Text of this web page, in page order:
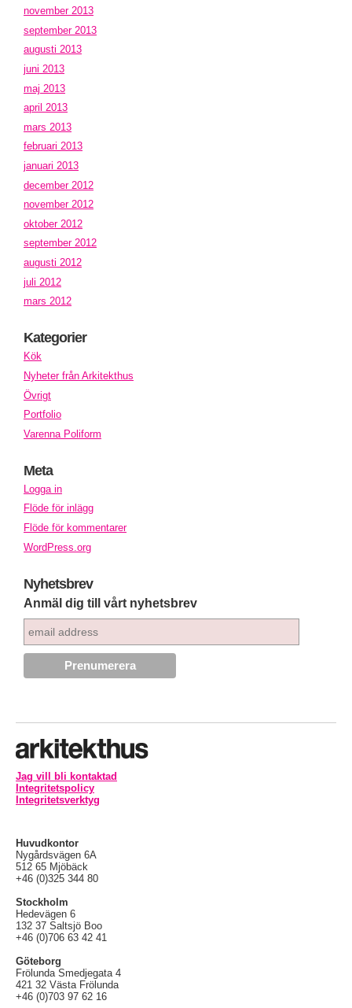
november 2013
september 2013
augusti 2013
juni 2013
maj 2013
april 2013
mars 2013
februari 2013
januari 2013
december 2012
november 2012
oktober 2012
september 2012
augusti 2012
juli 2012
mars 2012
Kategorier
Kök
Nyheter från Arkitekthus
Övrigt
Portfolio
Varenna Poliform
Meta
Logga in
Flöde för inlägg
Flöde för kommentarer
WordPress.org
Nyhetsbrev
Anmäl dig till vårt nyhetsbrev
Jag vill bli kontaktad
Integritetspolicy
Integritetsverktyg
Huvudkontor
Nygårdsvägen 6A
512 65 Mjöbäck
+46 (0)325 344 80
Stockholm
Hedevägen 6
132 37 Saltsjö Boo
+46 (0)706 63 42 41
Göteborg
Frölunda Smedjegata 4
421 32 Västa Frölunda
+46 (0)703 97 62 16